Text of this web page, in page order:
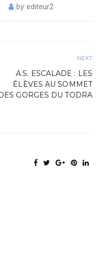
by editeur2
NEXT
A.S. ESCALADE : LES
ÉLÈVES AU SOMMET
GORGES DU TODRA